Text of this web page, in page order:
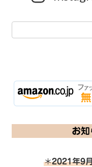
お知
＊2021年9